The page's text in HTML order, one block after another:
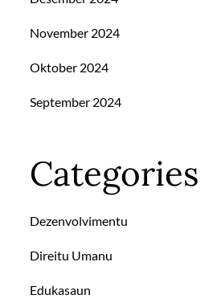
November 2024
Oktober 2024
September 2024
Categories
Dezenvolvimentu
Direitu Umanu
Edukasaun